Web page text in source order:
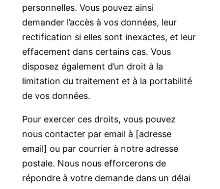
personnelles. Vous pouvez ainsi
demander l’accès à vos données, leur
rectification si elles sont inexactes, et leur
effacement dans certains cas. Vous
disposez également d’un droit à la
limitation du traitement et à la portabilité
de vos données.
Pour exercer ces droits, vous pouvez
nous contacter par email à [adresse
email] ou par courrier à notre adresse
postale. Nous nous efforcerons de
répondre à votre demande dans un délai